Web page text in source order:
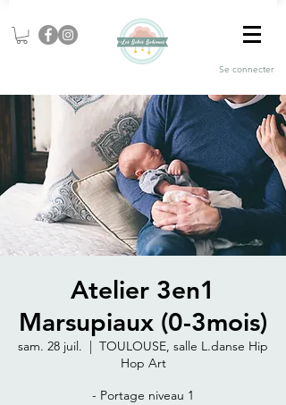
Se connecter
Atelier 3en1
Marsupiaux (0-3mois)
sam. 28 juil.
  |
TOULOUSE, salle L.danse Hip
Hop Art
- Portage niveau 1